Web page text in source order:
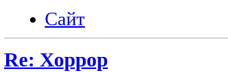
Сайт
Re: Хоррор